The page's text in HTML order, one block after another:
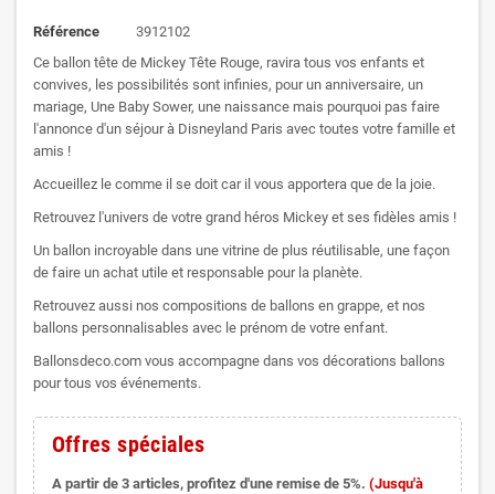
Référence
3912102
Ce ballon tête de Mickey Tête Rouge, ravira tous vos enfants et
convives, les possibilités sont infinies, pour un anniversaire, un
mariage, Une Baby Sower, une naissance mais pourquoi pas faire
l'annonce d'un séjour à Disneyland Paris avec toutes votre famille et
amis !
Accueillez le comme il se doit car il vous apportera que de la joie.
Retrouvez l'univers de votre grand héros Mickey et ses fidèles amis !
Un ballon incroyable dans une vitrine de plus réutilisable, une façon
de faire un achat utile et responsable pour la planète.
Retrouvez aussi nos compositions de ballons en grappe, et nos
ballons personnalisables avec le prénom de votre enfant.
Ballonsdeco.com vous accompagne dans vos décorations ballons
pour tous vos événements.
Offres spéciales
A partir de 3 articles, profitez d'une remise de 5%. (Jusqu'à